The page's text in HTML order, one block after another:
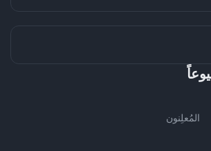
المُعلِنون